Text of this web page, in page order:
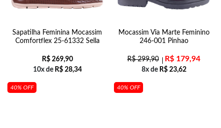
Sapatilha Feminina Mocassim
Comfortflex 25-61332 Sella
R$269,90
10x de R$28,34
Mocassim Via Marte Feminino
246-001 Pinhao
R$299,90 R$ 179,94
8x de R$23,62
40% OFF 40% OFF